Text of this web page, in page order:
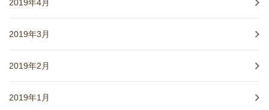
2019年4月
2019年3月
2019年2月
2019年1月